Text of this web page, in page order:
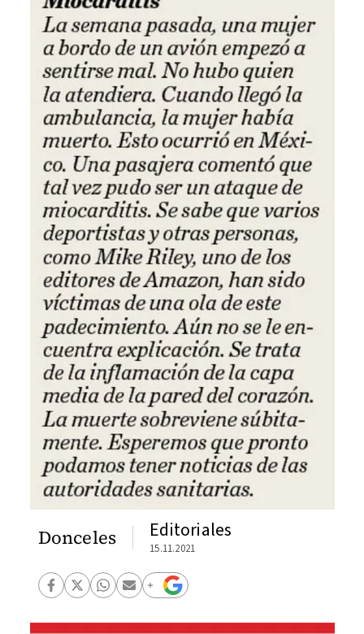
Donceles Editoriales
15.11.2021